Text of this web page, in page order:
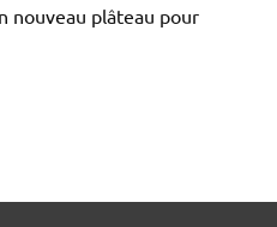
nouveau plâteau pour